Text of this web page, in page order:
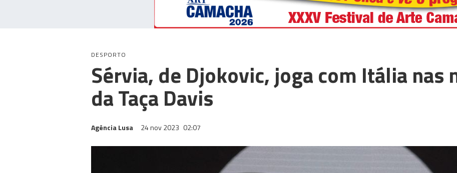
DESPORTO
Sérvia, de Djokovic, joga com Itália nas
da Taça Davis
Agência Lusa 24 nov 2023 02:07